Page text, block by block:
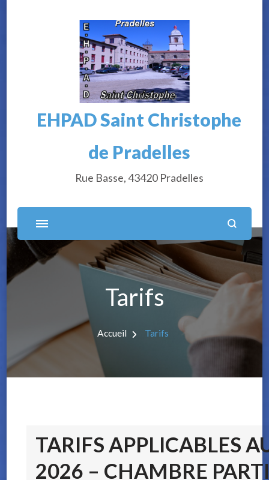
EHPAD Saint Christophe
de Pradelles
Rue Basse, 43420 Pradelles
Tarifs
Accueil Tarifs
TARIFS APPLICABLES
2026 – CHAMBRE